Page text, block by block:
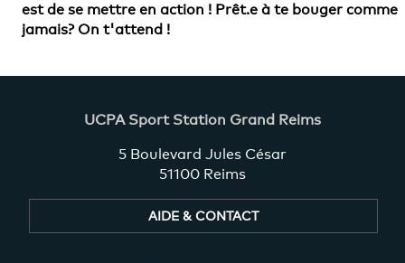
est de se mettre en action ! Prêt.e à te bouger comme
jamais? On t'attend !
UCPA Sport Station Grand Reims
5 Boulevard Jules César
51100 Reims
AIDE & CONTACT